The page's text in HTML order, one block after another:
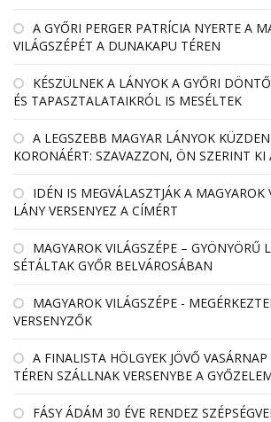
A GYŐRI PERGER PATRÍCIA NYERTE A
VILÁGSZÉPÉT A DUNAKAPU TÉREN
KÉSZÜLNEK A LÁNYOK A GYŐRI
ÉS TAPASZTALATAIKRÓL IS MESÉLTEK
A LEGSZEBB MAGYAR LÁNYOK
KORONÁÉRT: SZAVAZZON, ÖN SZERINT KI
IDÉN IS MEGVÁLASZTJÁK A MAGYAROK
LÁNY VERSENYEZ A CÍMÉRT
MAGYAROK VILÁGSZÉPE – GYÖNYÖRŰ
SÉTÁLTAK GYŐR BELVÁROSÁBAN
MAGYAROK VILÁGSZÉPE -
VERSENYZŐK
A FINALISTA HÖLGYEK JÖVŐ
TÉREN SZÁLLNAK VERSENYBE A
FÁSY ÁDÁM 30 ÉVE RENDEZ